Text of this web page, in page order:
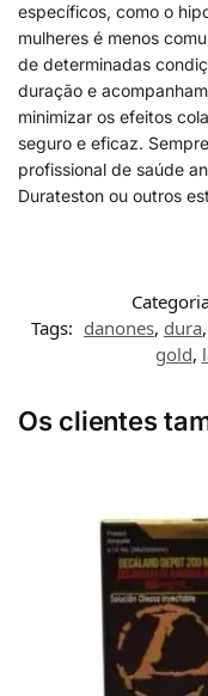
específicos, como o
mulheres é menos
de determinadas
duração e
minimizar os efeitos
seguro e eficaz.
profissional de saúde
Durateston ou outros
Tags: danones, dura,
gold,
Os clientes